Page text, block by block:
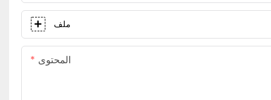
ملف
المحتوى